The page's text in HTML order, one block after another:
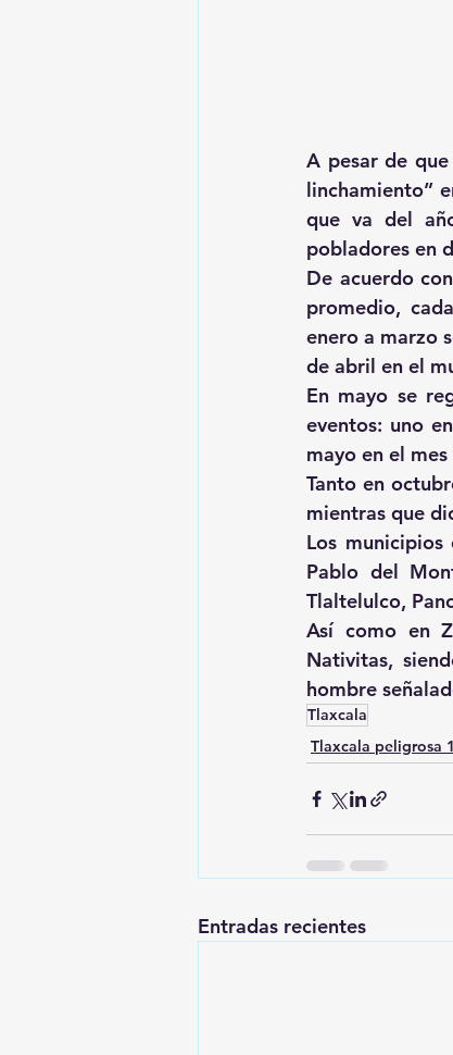
A pesar de
linchamiento”
que va del
pobladores en
De acuerdo
promedio,
enero a marzo
de abril en el
En mayo se
eventos: uno
mayo en el
Tanto en
mientras que
Los municipios
Pablo del
Tlaltelulco,
Así como en
Nativitas,
hombre
Tlaxcala
Tlaxcala peligrosa
Entradas recientes